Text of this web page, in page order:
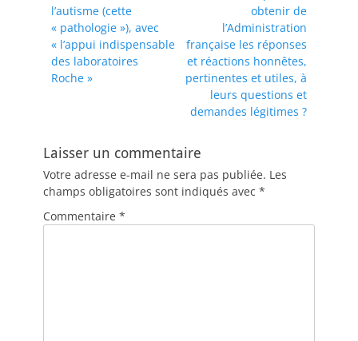
l’autisme (cette
« pathologie »), avec
« l’appui indispensable
des laboratoires
Roche »
obtenir de
l’Administration
française les réponses
et réactions honnêtes,
pertinentes et utiles, à
leurs questions et
demandes légitimes ?
Laisser un commentaire
Votre adresse e-mail ne sera pas publiée. Les
champs obligatoires sont indiqués avec *
Commentaire *